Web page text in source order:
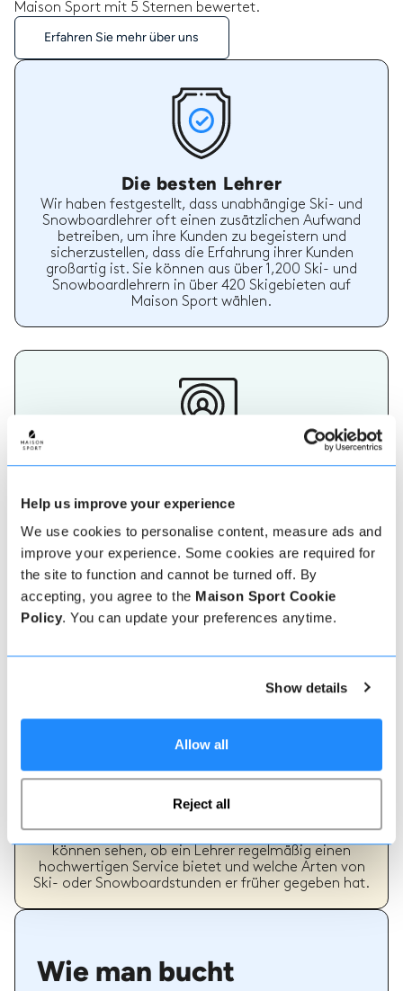
Help us improve your experience
We use cookies to personalise content, measure ads and
improve your experience. Some cookies are required for
the site to function and cannot be turned off. By
accepting, you agree to the Maison Sport Cookie
Policy. You can update your preferences anytime.
Show details
Allow all
Reject all
Maison Sport mit 5 Sternen bewertet.
Erfahren Sie mehr über uns
Die besten Lehrer
Wir haben festgestellt, dass unabhängige Ski- und
Snowboardlehrer oft einen zusätzlichen Aufwand
betreiben, um ihre Kunden zu begeistern und
sicherzustellen, dass die Erfahrung ihrer Kunden
großartig ist. Sie können aus über 1,200 Ski- und
Snowboardlehrern in über 420 Skigebieten auf
Maison Sport wählen.
Wählen Sie Ihren Lehrer
Die Bedeutung eines geeigneten Ski- oder
Snowboardlehrers sollte nicht unterschätzt werden.
Ein Lehrer, der Ihren Bedürfnissen entspricht, wird
Ihren Urlaub wirklich unvergesslich machen. Auf
Maison Sport ist es einfach, mehr über jeden Lehrer
zu erfahren, ihre Bewertungen zu überprüfen und
dann sicher zu buchen und zu bezahlen.
Sport werden bewertet. Verifizierte Bewertungen
Informationen bei der Auswahl eines Lehrers. Sie
können sehen, ob ein Lehrer regelmäßig einen
hochwertigen Service bietet und welche Arten von
Ski- oder Snowboardstunden er früher gegeben hat.
Wie man bucht